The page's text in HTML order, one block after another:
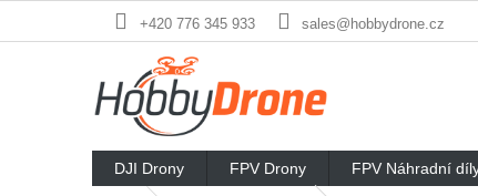
+420 776 345 933 sales@hobbydrone.cz
DJI Drony FPV Drony FPV Náhradní